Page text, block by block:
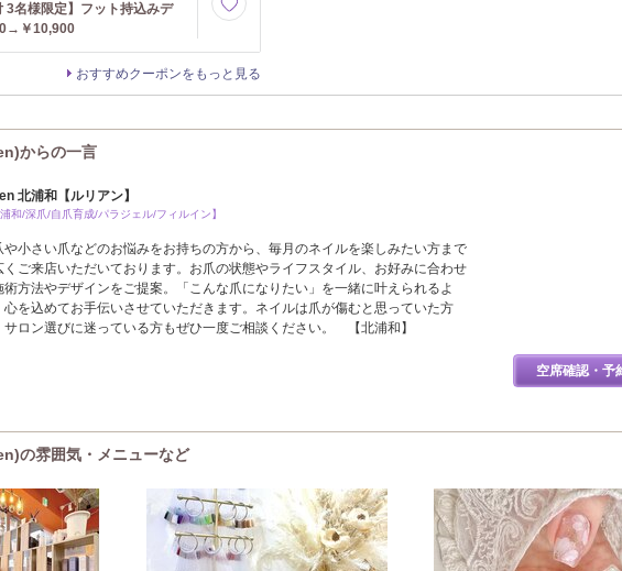
3名様限定】フット持込みデ
￥10,900
おすすめクーポンをもっと見る
からの一言
北浦和【ルリアン】
浦和/深爪/自爪育成/パラジェル/フィルイン】
や小さい爪などのお悩みをお持ちの方から、毎月のネイルを楽しみたい方まで
くご来店いただいております。お爪の状態やライフスタイル、お好みに合わせ
術方法やデザインをご提案。「こんな爪になりたい」を一緒に叶えられるよ
心を込めてお手伝いさせていただきます。ネイルは爪が傷むと思っていた方
サロン選びに迷っている方もぜひ一度ご相談ください。 【北浦和】
空席確認・予
の雰囲気・メニューなど